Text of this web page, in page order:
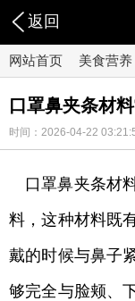
返回
网站首页 美食营养
口罩鼻夹条材
时间：2026-04-22
口罩鼻夹条材
料，这种材料既
戴的时候与鼻子
够完全与脸颊、